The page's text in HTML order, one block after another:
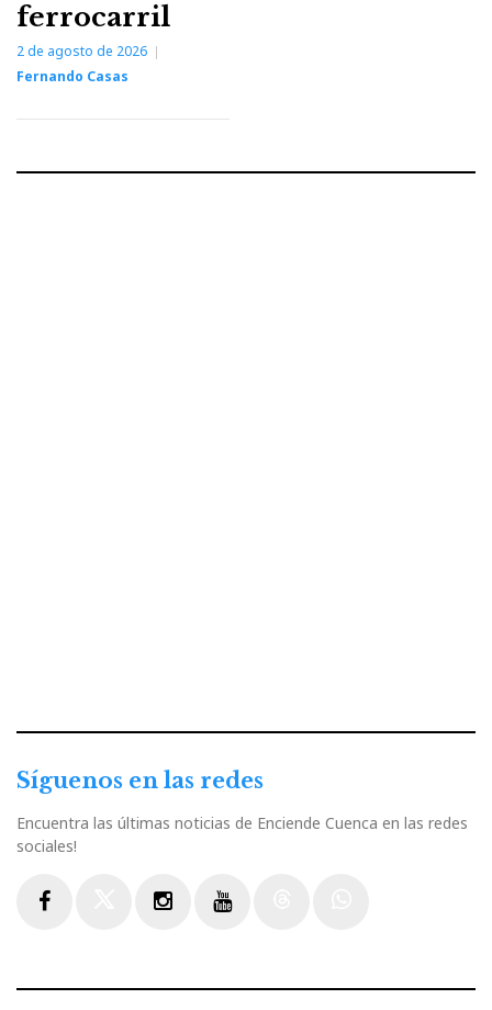
ferrocarril
2 de agosto de 2026
Fernando Casas
Síguenos en las redes
Encuentra las últimas noticias de Enciende Cuenca en las redes
sociales!